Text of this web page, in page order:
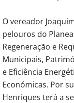
O vereador
pelouros do
Regeneração e
Municipais,
e Eficiência
Económicas. Por
Henriques terá a